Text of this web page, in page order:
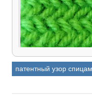
Тканевый узор
патентный узор